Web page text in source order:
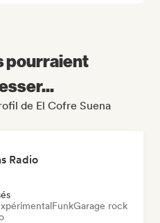
pourraient
de El Cofre Suena
Radio
FunkGarage rock